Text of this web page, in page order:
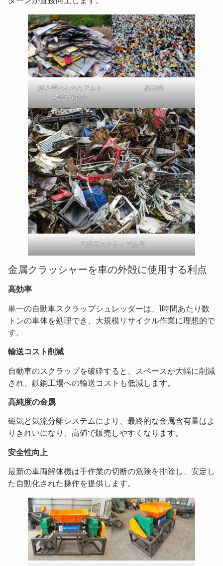
積み重ねられたアルミ
複合パネル
廃棄缶
工業用スクラップ金属
金属クラッシャーを車の外殻に使用する利点
高効率
単一の自動車スクラップシュレッダーは、1時間あたり数
トンの車体を処理でき、大規模リサイクル作業に理想的で
す。
輸送コスト削減
自動車のスクラップを破砕すると、スペースが大幅に削減
され、鉄鋼工場への輸送コストも低減します。
高純度の金属
磁気と気流分離システムにより、最終的な金属含有量はよ
りきれいになり、高値で販売しやすくなります。
安全性向上
最新の車両解体機は手作業の切断の危険を排除し、安定し
た自動化された操作を提供します。